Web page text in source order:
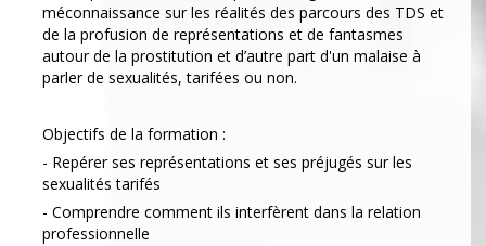
méconnaissance sur les réalités des parcours des TDS et
de la profusion de représentations et de fantasmes
autour de la prostitution et d’autre part d'un malaise à
parler de sexualités, tarifées ou non.
Objectifs de la formation :
- Repérer ses représentations et ses préjugés sur les
sexualités tarifés
- Comprendre comment ils interfèrent dans la relation
professionnelle